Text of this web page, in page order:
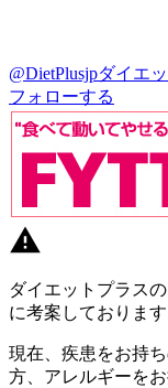
@DietPlusjpダイエ
フォローする
ダイエットプラス
に考案しております
現在、疾患をお持
方、アレルギーを